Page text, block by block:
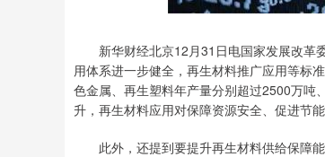
新华财经北京12月31日电国家发展改革
用体系进一步健全，再生材料推广应用等标
色金属、再生塑料年产量分别超过2500万吨
升，再生材料应用对保障资源安全、促进节
此外，还提到要提升再生材料供给保障能